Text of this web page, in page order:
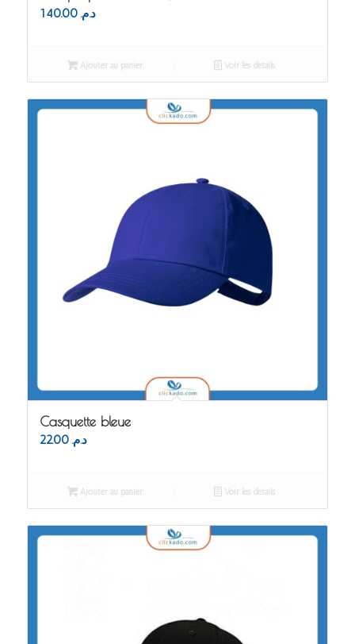
د.م. 140.00
Ajouter au panier Voir les détails
Casquette bleue
د.م. 22.00
Ajouter au panier Voir les détails